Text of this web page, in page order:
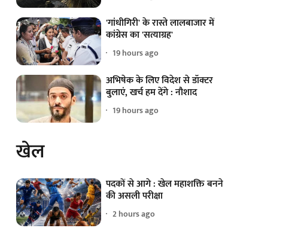
'गांधीगिरी' के रास्ते लालबाजार में
कांग्रेस का 'सत्याग्रह'
19 hours ago
अभिषेक के लिए विदेश से डॉक्टर
बुलाएं, खर्च हम देंगे : नौशाद
19 hours ago
खेल
पदकों से आगे : खेल महाशक्ति बनने
की असली परीक्षा
2 hours ago